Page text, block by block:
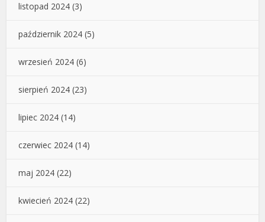
listopad 2024 (3)
październik 2024 (5)
wrzesień 2024 (6)
sierpień 2024 (23)
lipiec 2024 (14)
czerwiec 2024 (14)
maj 2024 (22)
kwiecień 2024 (22)